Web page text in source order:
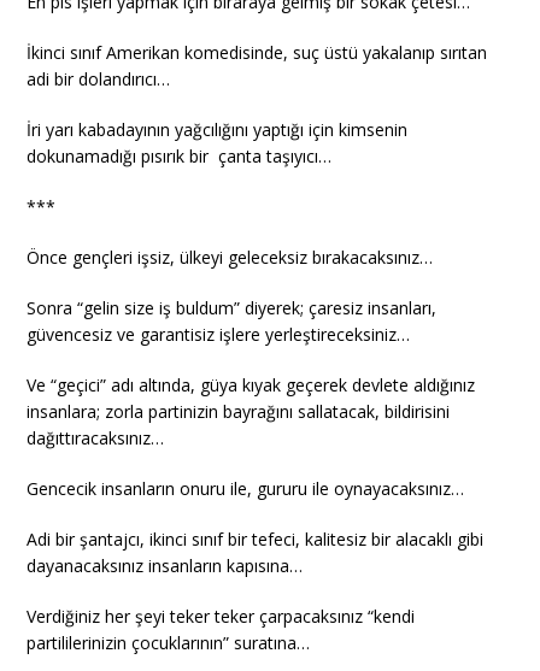
İkinci sınıf Amerikan komedisinde, suç üstü yakalanıp sırıtan
adi bir dolandırıcı…
İri yarı kabadayının yağcılığını yaptığı için kimsenin
dokunamadığı pısırık bir çanta taşıyıcı…
***
Önce gençleri işsiz, ülkeyi geleceksiz bırakacaksınız…
Sonra “gelin size iş buldum” diyerek; çaresiz insanları,
güvencesiz ve garantisiz işlere yerleştireceksiniz…
Ve “geçici” adı altında, güya kıyak geçerek devlete aldığınız
insanlara; zorla partinizin bayrağını sallatacak, bildirisini
dağıttıracaksınız…
Gencecik insanların onuru ile, gururu ile oynayacaksınız…
Adi bir şantajcı, ikinci sınıf bir tefeci, kalitesiz bir alacaklı gibi
dayanacaksınız insanların kapısına…
Verdiğiniz her şeyi teker teker çarpacaksınız “kendi
partililerinizin çocuklarının” suratına…